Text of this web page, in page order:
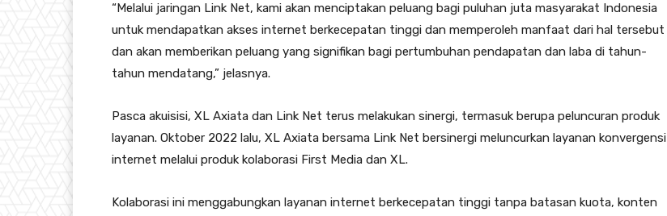
“Melalui jaringan Link Net, kami akan menciptakan peluang bagi puluhan juta masyarakat Indonesia
untuk mendapatkan akses internet berkecepatan tinggi dan memperoleh manfaat dari hal tersebut
dan akan memberikan peluang yang signifikan bagi pertumbuhan pendapatan dan laba di tahun-
tahun mendatang,” jelasnya.
Pasca akuisisi, XL Axiata dan Link Net terus melakukan sinergi, termasuk berupa peluncuran produk
layanan. Oktober 2022 lalu, XL Axiata bersama Link Net bersinergi meluncurkan layanan konvergensi
internet melalui produk kolaborasi First Media dan XL.
Kolaborasi ini menggabungkan layanan internet berkecepatan tinggi tanpa batasan kuota, konten